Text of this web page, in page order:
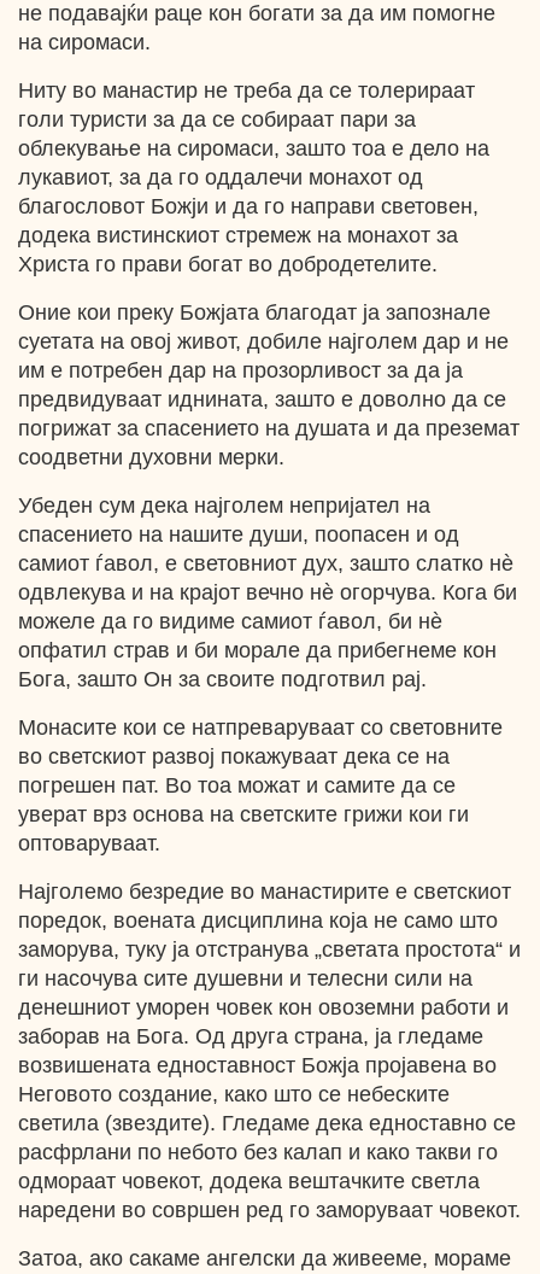
не подавајќи раце кон богати за да им помогне
на сиромаси.
Ниту во манастир не треба да се толерираат
голи туристи за да се собираат пари за
облекување на сиромаси, зашто тоа e дело на
лукавиот, за да го оддалечи монахот од
благословот Божји и да го направи световен,
додека вистинскиот стремеж на монахот за
Христа го прави богат во добродетелите.
Оние кои преку Божјата благодат ја запознале
суетата на овој живот, добиле најголем дар и не
им е потребен дар на прозорливост за да ја
предвидуваат иднината, зашто е доволно да се
погрижат за спасението на душата и да преземат
соодветни духовни мерки.
Убеден сум дека најголем непријател на
спасението на нашите души, поопасен и од
самиот ѓавол, е световниот дух, зашто слатко нѐ
одвлекува и на крајот вечно нѐ огорчува. Кога би
можеле да го видиме самиот ѓавол, би нѐ
опфатил страв и би морале да прибегнеме кон
Бога, зашто Он за своите подготвил рај.
Монасите кои се натпреваруваат со световните
во светскиот развој покажуваат дека се на
погрешен пат. Во тоа можат и самите да се
уверат врз основа на светските грижи кои ги
оптоваруваат.
Најголемо безредие во манастирите е светскиот
поредок, воената дисциплина која не само што
заморува, туку ја отстранува „светата простота“ и
ги насочува сите душевни и телесни сили на
денешниот уморен човек кон овоземни работи и
заборав на Бога. Од друга страна, ја гледаме
возвишената едноставност Божја пројавена во
Неговото создание, како што се небеските
светила (звездите). Гледаме дека едноставно се
расфрлани по небото без калап и како такви го
одмораат човекот, додека вештачките светла
наредени во совршен ред го заморуваат човекот.
Затоа, ако сакаме ангелски да живееме, мораме